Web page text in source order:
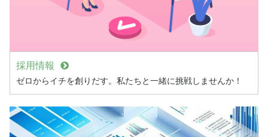
採用情報
ゼロからイチを創りだす。私たちと一緒に挑戦しませんか！